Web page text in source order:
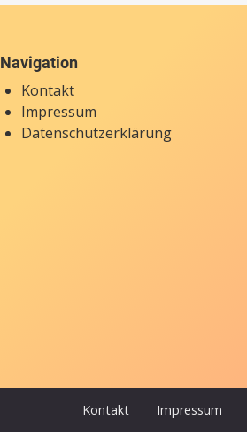
Navigation
Kontakt
Impressum
Datenschutzerklärung
Kontakt Impressum